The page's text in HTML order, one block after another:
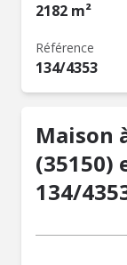
2182 m²
Référence
134/4353
Maison
(35150)
134/